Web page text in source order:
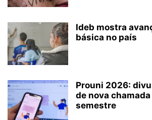
Ideb mostra
básica no país
Prouni 2026:
de nova chamada
semestre